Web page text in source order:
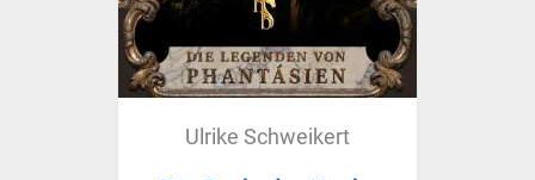
Ulrike Schweikert